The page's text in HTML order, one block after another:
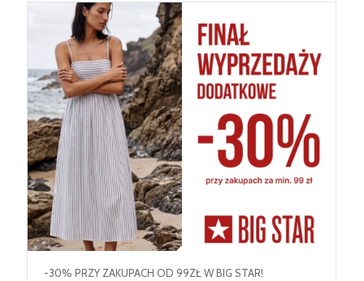
-30% PRZY ZAKUPACH OD 99ZŁ W BIG STAR!